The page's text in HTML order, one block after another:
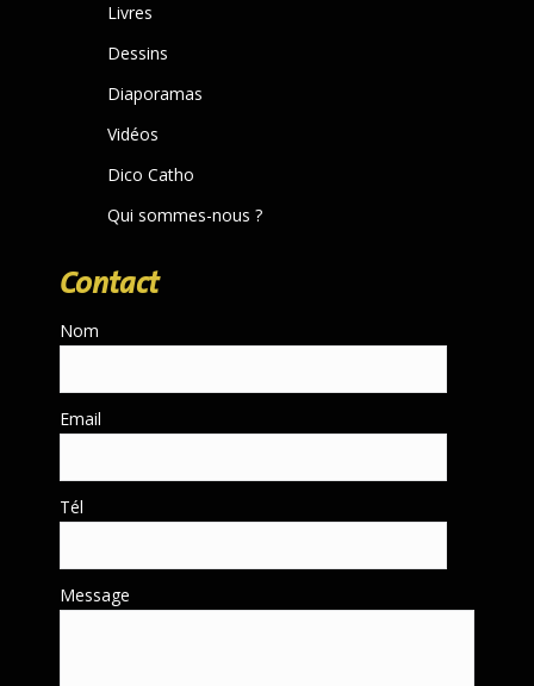
window
Livres
Dessins
Diaporamas
Vidéos
Dico Catho
Qui sommes-nous ?
Contact
Nom
Email
Tél
Message